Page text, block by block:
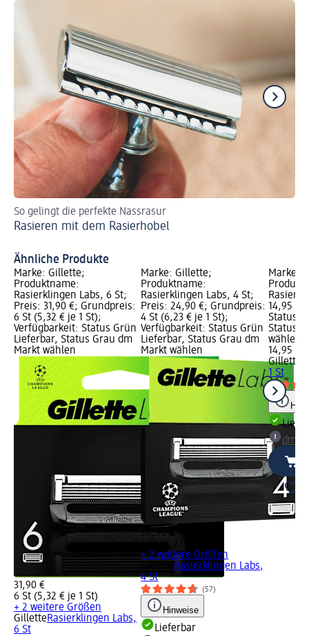
So gelingt die perfekte Nassrasur
Rasieren mit dem Rasierhobel
Ähnliche Produkte
Marke: Gillette;
Produktname:
Rasierklingen Labs, 6 St;
Preis: 31,90 €; Grundpreis:
6 St (5,32 € je 1 St);
Verfügbarkeit: Status Grün
Lieferbar, Status Grau dm
Markt wählen
31,90 €
6 St (5,32 € je 1 St)
+ 2 weitere Größen
GilletteRasierklingen Labs,
6 St
Marke: Gillette;
Produktname:
Rasierklingen Labs, 4 St;
Preis: 24,90 €; Grundpreis:
4 St (6,23 € je 1 St);
Verfügbarkeit: Status Grün
Lieferbar, Status Grau dm
Markt wählen
24,90 €
+ 2 weitere Größen
Rasierklingen Labs,
4 St
(57)
Hinweise
Lieferbar
Marke:
14,95 €;
Status
Status
wählen
14,95 €
Gillette
1 St
dm